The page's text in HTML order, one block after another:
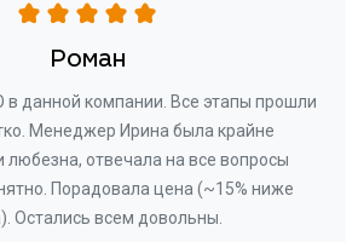
Роман
данной компании. Все этапы прошли
Менеджер Ирина была крайне
любезна, отвечала на все вопросы
Порадовала цена (~15% ниже
Остались всем довольны.